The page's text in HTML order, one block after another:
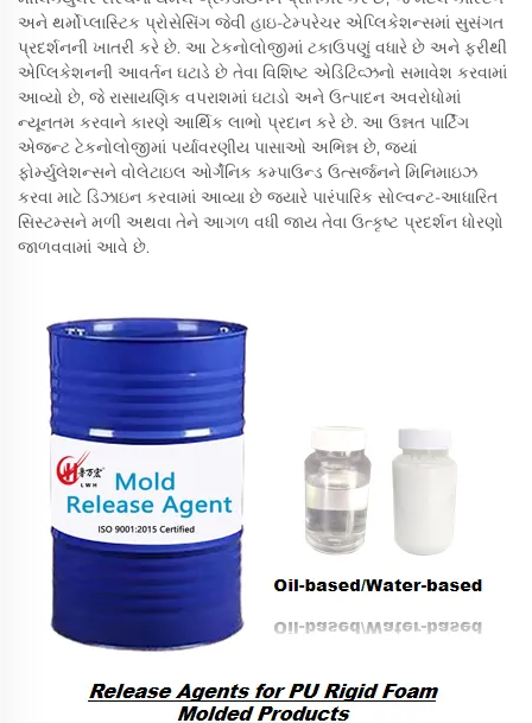
અને થર્મોપ્લાસ્ટિક પ્રોસેસિંગ જેવી હાઇ-ટેમ્પરેચર એપ્લિકેશન્સમાં સુસંગત
પ્રદર્શનની ખાતરી કરે છે. આ ટેકનોલોજીમાં ટકાઉપણું વધારે છે અને ફરીથી
એપ્લિકેશનની આવર્તન ઘટાડે છે તેવા વિશિષ્ટ એડિટિવ્ઝનો સમાવેશ કરવામાં
આવ્યો છે, જે રાસાયણિક વપરાશમાં ઘટાડો અને ઉત્પાદન અવરોધોમાં
ન્યૂનતમ કરવાને કારણે આર્થિક લાભો પ્રદાન કરે છે. આ ઉન્નત પાર્ટિંગ
એજન્ટ ટેકનોલોજીમાં પર્યાવરણીય પાસાઓ અભિન્ન છે, જ્યાં
ફોર્મ્યુલેશન્સને વોલેટાઇલ ઓર્ગેનિક કમ્પાઉન્ડ ઉત્સર્જનને મિનિમાઇઝ
કરવા માટે ડિઝાઇન કરવામાં આવ્યા છે જ્યારે પારંપારિક સોલ્વન્ટ-આધારિત
સિસ્ટમ્સને મળી અથવા તેને આગળ વધી જાય તેવા ઉત્કૃષ્ટ પ્રદર્શન ધોરણો
જાળવવામાં આવે છે.